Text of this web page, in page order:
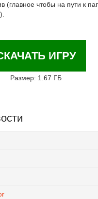
(главное чтобы на пути к
ИГРУ
Размер: 1.67 ГБ